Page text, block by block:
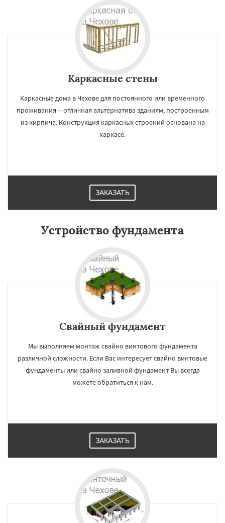
Каркасные стены
Каркасные дома в Чехове для постоянного или временного
проживания – отличная альтернатива зданиям, построенным
из кирпича. Конструкция каркасных строений основана на
каркасе.
ЗАКАЗАТЬ
Устройство фундамента
Свайный фундамент
Мы выполняем монтаж свайно винтового фундамента
различной сложности. Если Вас интересует свайно винтовые
фундаменты или свайно заливной фундамент Вы всегда
можете обратиться к нам.
ЗАКАЗАТЬ